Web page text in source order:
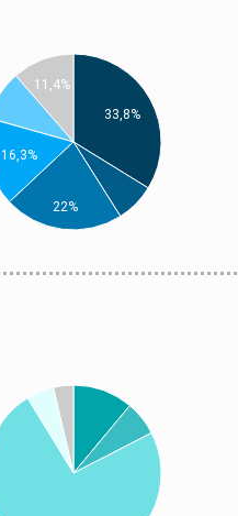
33,8%
11,4%
16,3%
22%